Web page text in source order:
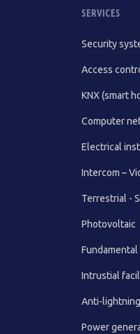
SERVICES
Security
Access
KNX (smart
Computer
Electrical
Intercom –
Terrestrial -
Photovoltaic
Intrustial
Anti-
Power